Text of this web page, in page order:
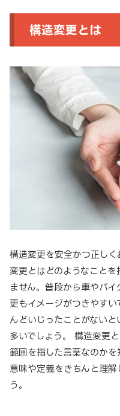
構造変更とは
構造変更を安全かつ正し
変更とはどのようなことを
ません。普段から車やバ
更もイメージがつきやすい
んどいじったことがない
多いでしょう。 構造変更
範囲を指した言葉なのか
意味や定義をきちんと理
う。